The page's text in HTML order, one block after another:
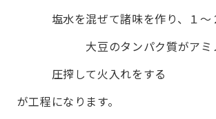
塩水を混ぜて諸味を作り、１～２
大豆のタンパク質がアミノ酸
圧搾して火入れをする
が工程になります。